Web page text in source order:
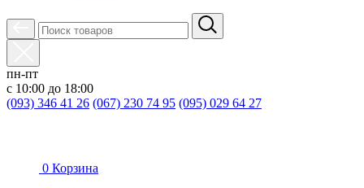
пн-пт
с 10:00 до 18:00
(093) 346 41 26 (067) 230 74 95 (095) 029 64 27
0 Корзина